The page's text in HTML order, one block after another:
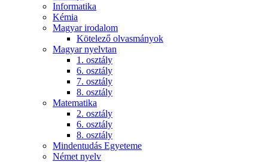
Informatika
Kémia
Magyar irodalom
Kötelező olvasmányok
Magyar nyelvtan
1. osztály
6. osztály
7. osztály
8. osztály
Matematika
2. osztály
6. osztály
8. osztály
Mindentudás Egyeteme
Német nyelv